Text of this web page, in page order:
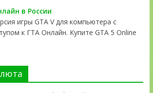
в России
игры GTA V для компьютера с
к ГТА Онлайн. Купите GTA 5 Online